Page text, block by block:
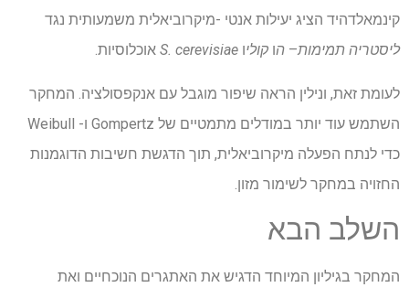
קינמאלדהיד הציג יעילות אנטי -מיקרוביאלית משמעותית נגד
ליסטריה תמימות– הו קוליו S. cerevisiae אוכלוסיות.
לעומת זאת, ונילין הראה שיפור מוגבל עם אנקפסולציה. המחקר
השתמש עוד יותר במודלים מתמטיים של Gompertz ו- Weibull
כדי לנתח הפעלה מיקרוביאלית, תוך הדגשת חשיבות הדוגמנות
החזויה במחקר לשימור מזון.
השלב הבא
המחקר בגיליון המיוחד הדגיש את האתגרים הנוכחיים ואת